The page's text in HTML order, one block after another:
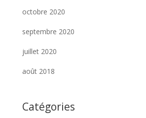
octobre 2020
septembre 2020
juillet 2020
août 2018
Catégories